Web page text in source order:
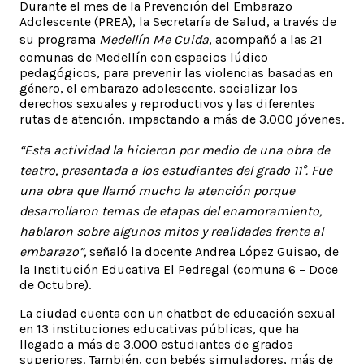
Durante el mes de la Prevención del Embarazo
Adolescente (PREA), la Secretaría de Salud, a través de
su programa Medellín Me Cuida, acompañó a las 21
comunas de Medellín con espacios lúdico
pedagógicos, para prevenir las violencias basadas en
género, el embarazo adolescente, socializar los
derechos sexuales y reproductivos y las diferentes
rutas de atención, impactando a más de 3.000 jóvenes.
“Esta actividad la hicieron por medio de una obra de
teatro, presentada a los estudiantes del grado 11°. Fue
una obra que llamó mucho la atención porque
desarrollaron temas de etapas del enamoramiento,
hablaron sobre algunos mitos y realidades frente al
embarazo”, señaló la docente Andrea López Guisao, de
la Institución Educativa El Pedregal (comuna 6 – Doce
de Octubre).
La ciudad cuenta con un chatbot de educación sexual
en 13 instituciones educativas públicas, que ha
llegado a más de 3.000 estudiantes de grados
superiores. También, con bebés simuladores, más de